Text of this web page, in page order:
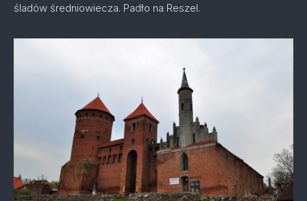
śladów średniowiecza. Padło na Reszel.